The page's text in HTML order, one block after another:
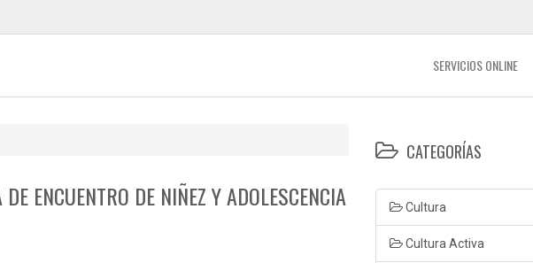
SERVICIOS ONLINE
ENCUENTRO DE NIÑEZ Y ADOLESCENCIA
CATEGORÍAS
Cultura
Cultura Activa